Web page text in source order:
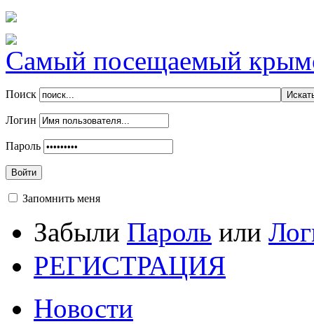
Самый посещаемый
Поиск
Логин
Пароль
Войти
Запомнить меня
Забыли Пароль или
РЕГИСТРАЦИЯ
Новости